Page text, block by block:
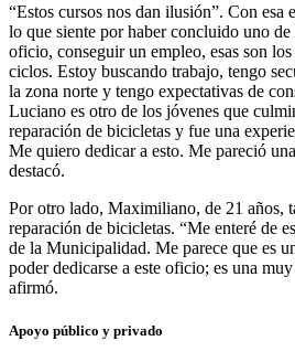
“Estos cursos nos dan ilusión”. Con
lo que siente por haber concluido uno
oficio, conseguir un empleo, esas son
ciclos. Estoy buscando trabajo, tengo
la zona norte y tengo expectativas de
Luciano es otro de los jóvenes que
reparación de bicicletas y fue una
Me quiero dedicar a esto. Me pareció
destacó.
Por otro lado, Maximiliano, de 21 años,
reparación de bicicletas. “Me enteré de
de la Municipalidad. Me parece que es
poder dedicarse a este oficio; es una
afirmó.
Apoyo público y privado